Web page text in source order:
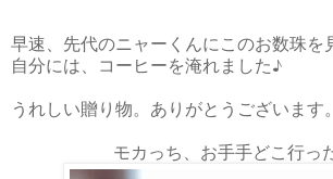
早速、先代のニャーくんにこのお数珠を
自分には、コーヒーを淹れました♪
うれしい贈り物。ありがとうございます。
モカっち、お手手どこ行っ